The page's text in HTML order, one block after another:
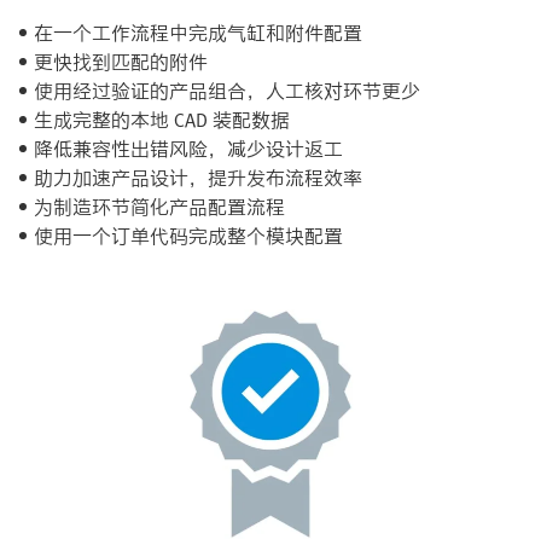
在一个工作流程中完成气缸和附件配置
更快找到匹配的附件
使用经过验证的产品组合，人工核对环节更少
生成完整的本地 CAD 装配数据
降低兼容性出错风险，减少设计返工
助力加速产品设计，提升发布流程效率
为制造环节简化产品配置流程
使用一个订单代码完成整个模块配置